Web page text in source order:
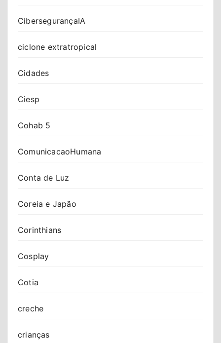
CibersegurançaIA
ciclone extratropical
Cidades
Ciesp
Cohab 5
ComunicacaoHumana
Conta de Luz
Coreia e Japão
Corinthians
Cosplay
Cotia
creche
crianças